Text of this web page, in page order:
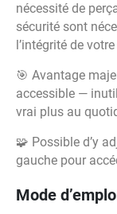
nécessité de
sécurité sont
l’intégrité de
🎯 Avantage
accessible —
vrai plus au
🧩 Possible d’y
gauche pour
Mode